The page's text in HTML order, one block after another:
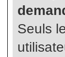
Seuls